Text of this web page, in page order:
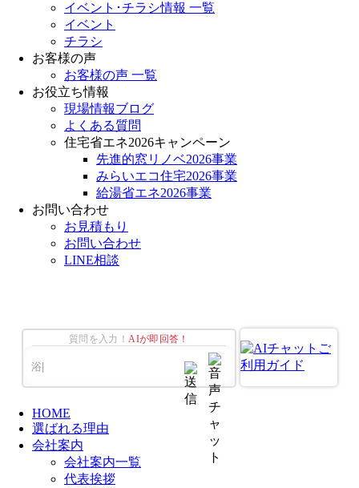
イベント･チラシ情報 一覧
イベント
チラシ
お客様の声
お客様の声 一覧
お役立ち情報
現場情報ブログ
よくある質問
住宅省エネ2026キャンペーン
先進的窓リノベ2026事業
みらいエコ住宅2026事業
給湯省エネ2026事業
お問い合わせ
お見積もり
お問い合わせ
LINE相談
質問を入力！AIが即回答！
HOME
選ばれる理由
会社案内
会社案内一覧
代表挨拶